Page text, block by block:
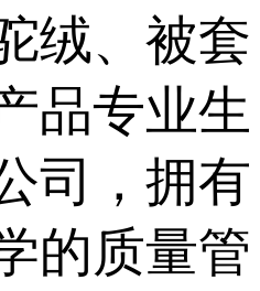
绒、被套
品专业生
司，拥有
的质量管